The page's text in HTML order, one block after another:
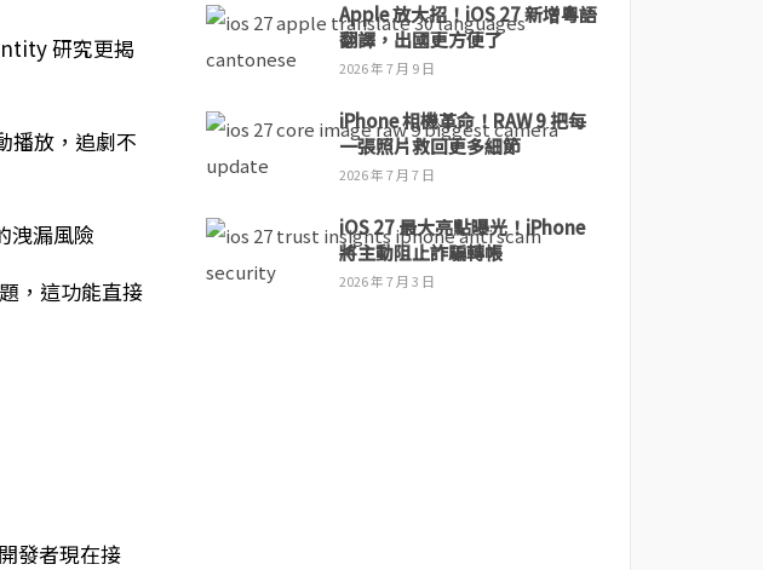
研究更揭
播放，追劇不
洩漏風險
，這功能直接
發者現在接
Apple 放大招！iOS 27 新增粵語
翻譯，出國更方便了
2026 年 7 月 9 日
iPhone 相機革命！RAW 9 把每
一張照片救回更多細節
2026 年 7 月 7 日
iOS 27 最大亮點曝光！iPhone
將主動阻止詐騙轉帳
2026 年 7 月 3 日